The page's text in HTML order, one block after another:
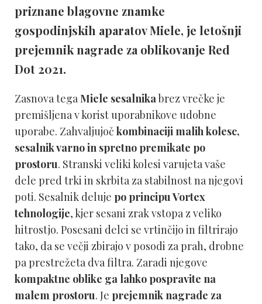
priznane blagovne znamke
gospodinjskih aparatov Miele, je letošnji
prejemnik nagrade za oblikovanje Red
Dot 2021.
Zasnova tega Miele sesalnikabrez vrečke je
premišljena v korist uporabnikove udobne
uporabe. Zahvaljujoč kombinaciji malih kolesc,
sesalnik varno in spretno premikate po
prostoru. Stranski veliki kolesi varujeta vaše
dele pred trki in skrbita za stabilnost na njegovi
poti. Sesalnik deluje po principu Vortex
tehnologije, kjer sesani zrak vstopa z veliko
hitrostjo. Posesani delci se vrtinčijo in filtrirajo
tako, da se večji zbirajo v posodi za prah, drobne
pa prestrežeta dva filtra. Zaradi njegove
kompaktne oblike ga lahko pospravite na
malem prostoru. Je prejemnik nagrade za